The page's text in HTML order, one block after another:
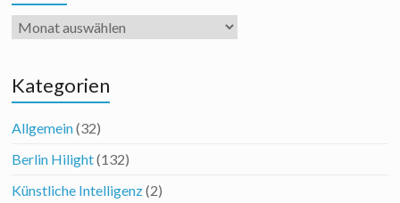
Archiv
Kategorien
Allgemein(32)
Berlin Hilight(132)
Künstliche Intelligenz(2)